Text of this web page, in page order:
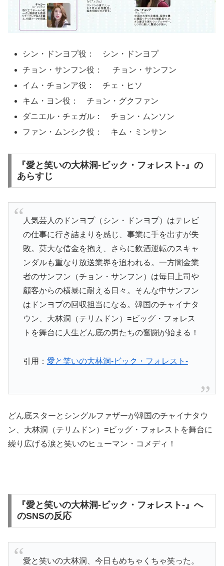
シン・ドンヨプ役： シン・ドンヨプ
チョン・サンフン役： チョン・サンフン
イム・チョンア役： チェ・ヒソ
キム・ヨン役： チョン・グクファン
ダニエル・チェガル： チョン・ムンソン
ファン・ムンシク役： キム・ミンサン
『愛と笑いの大林洞-ビック・フォレスト-』の
あらすじ
人気芸人のドンヨプ（シン・ドンヨプ）はテレビ
の仕事に行き詰まりを感じ、事業に手を出すが失
敗。莫大な借金を抱え、さらに飲酒運転のスキャ
ンダルも重なり放送業界を追われる。一方闇金業
者のサンフン（チョン・サンフン）は毎日上司や
顧客からの横暴に耐える日々。そんな中サンフン
はドンヨプの回収担当になる。韓国のチャイナタ
ウン、大林洞（テリムドン）=ビッグ・フォレス
トを舞台に人生どん底の男たちの奮闘が始まる！
引用： 愛と笑いの大林洞-ビック・フォレスト-
どん底スターとシングルファザーが韓国のチャイナタウ
ン、大林洞（テリムドン）=ビッグ・フォレストを舞台に
繰り広げる涙と笑いのヒューマン・コメディ！
『愛と笑いの大林洞-ビック・フォレスト-』へ
のSNSの反応
愛と笑いの大林洞、今日もめちゃくちゃ笑った。